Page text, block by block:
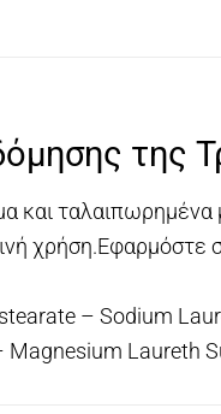
της
και ταλαιπωρημένα
χρήση.Εφαρμόστε
– Sodium
Magnesium Laureth